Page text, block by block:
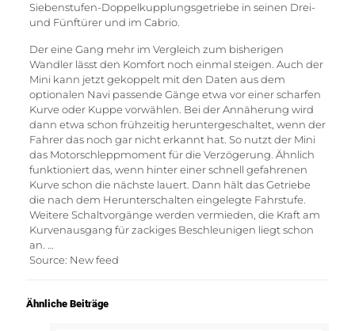
Siebenstufen-Doppelkupplungsgetriebe in seinen Drei-
und Fünftürer und im Cabrio.
Der eine Gang mehr im Vergleich zum bisherigen
Wandler lässt den Komfort noch einmal steigen. Auch der
Mini kann jetzt gekoppelt mit den Daten aus dem
optionalen Navi passende Gänge etwa vor einer scharfen
Kurve oder Kuppe vorwählen. Bei der Annäherung wird
dann etwa schon frühzeitig heruntergeschaltet, wenn der
Fahrer das noch gar nicht erkannt hat. So nutzt der Mini
das Motorschleppmoment für die Verzögerung. Ähnlich
funktioniert das, wenn hinter einer schnell gefahrenen
Kurve schon die nächste lauert. Dann hält das Getriebe
die nach dem Herunterschalten eingelegte Fahrstufe.
Weitere Schaltvorgänge werden vermieden, die Kraft am
Kurvenausgang für zackiges Beschleunigen liegt schon
an. …
Source: New feed
Ähnliche Beiträge